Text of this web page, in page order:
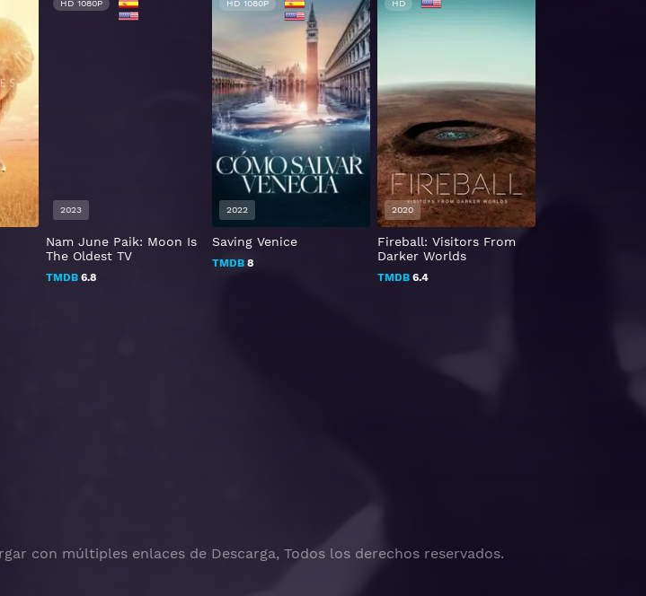
Nam June Paik: Moon Is
The Oldest TV
TMDB 6.8
HD 1080P
2023
Saving Venice
TMDB8
HD 1080P
2022
Fireball: Visitors From
Darker Worlds
TMDB6.4
HD
2020
con múltiples enlaces de Descarga, Todos los derechos reservados.